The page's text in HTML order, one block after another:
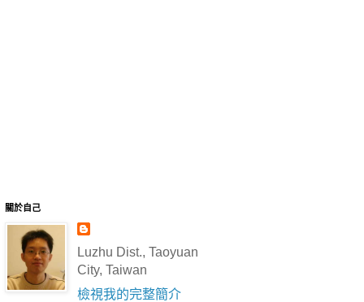
關於自己
Luzhu Dist., Taoyuan
City, Taiwan
檢視我的完整簡介